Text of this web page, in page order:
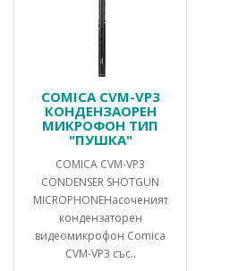
COMICA CVM-VP3
КОНДЕНЗАОРЕН
МИКРОФОН ТИП
"ПУШКА"
COMICA CVM-VP3
CONDENSER SHOTGUN
MICROPHONEНасоченият
кондензаторен
видеомикрофон Comica
CVM-VP3 със..